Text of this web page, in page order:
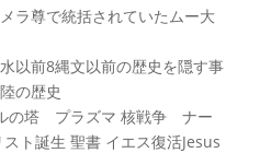
ラ尊で統括されていたムー大
以前8縄文以前の歴史を隠す事
の歴史
ルの塔 プラズマ 核戦争 ナー
ト誕生 聖書 イエス復活Jesus